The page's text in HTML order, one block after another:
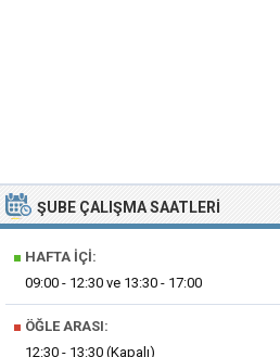
ŞUBE ÇALIŞMA SAATLERI
■ HAFTA İÇI:
09:00 - 12:30 ve 13:30 - 17:00
■ ÖĞLE ARASI:
12:30 - 13:30 (Kapalı)